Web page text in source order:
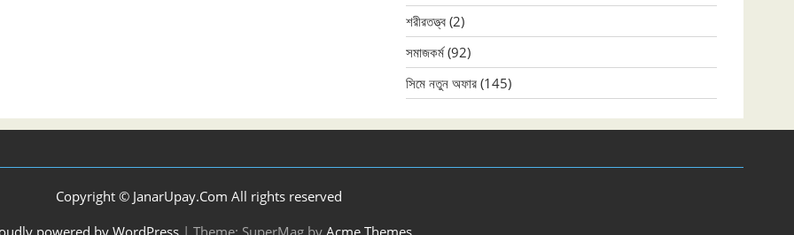
শরীরতত্ত্ব (2)
সমাজকর্ম(92)
সিমে নতুন ‍অফার (145)
Copyright © JanarUpay.Com All rights reserved
powered by WordPress | Theme: SuperMag by Acme Themes